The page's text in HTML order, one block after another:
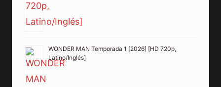
WONDER MAN Temporada 1 [2026] [HD 720p,
Latino/Inglés]